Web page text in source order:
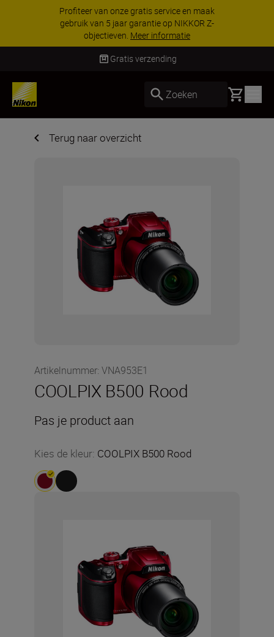
Profiteer van onze gratis service en maak
gebruik van 5 jaar garantie op NIKKOR Z-
objectieven. Meer informatie
Gratis verzending
Zoeken Basket
Terug naar overzicht
Artikelnummer: VNA953E1
COOLPIX B500 Rood
Pas je product aan
Kies de kleur: COOLPIX B500 Rood